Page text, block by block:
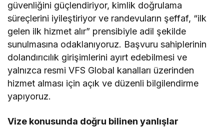
güvenliğini güçlendiriyor, kimlik doğrulama
süreçlerini iyileştiriyor ve randevuların şeffaf, “ilk
gelen ilk hizmet alır” prensibiyle adil şekilde
sunulmasına odaklanıyoruz. Başvuru sahiplerinin
dolandırıcılık girişimlerini ayırt edebilmesi ve
yalnızca resmi VFS Global kanalları üzerinden
hizmet alması için açık ve düzenli bilgilendirme
yapıyoruz.
Vize konusunda doğru bilinen yanlışlar